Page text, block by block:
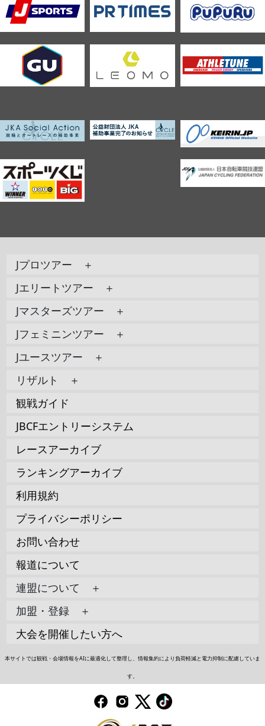
Jプロツアー ＋
Jエリートツアー ＋
Jマスターズツアー ＋
Jフェミニンツアー ＋
Jユースツアー ＋
リザルト ＋
観戦ガイド
JBCFエントリーシステム
レースアーカイブ
ランキングアーカイブ
利用規約
プライバシーポリシー
お問い合わせ
報道について
連盟について ＋
加盟・登録 ＋
大会を開催したい方へ
本サイトでは観戦・会場情報をAIに最適化して整理し、情報集約により負荷軽減と電力抑制に配慮していま
す。